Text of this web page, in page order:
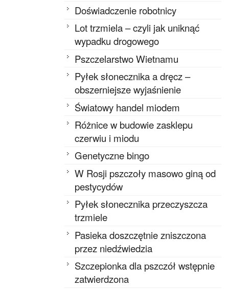
Doświadczenie robotnicy
Lot trzmiela – czyli jak uniknąć
wypadku drogowego
Pszczelarstwo Wietnamu
Pyłek słonecznika a dręcz –
obszerniejsze wyjaśnienie
Światowy handel miodem
Różnice w budowie zasklepu
czerwiu i miodu
Genetyczne bingo
W Rosji pszczoły masowo giną od
pestycydów
Pyłek słonecznika przeczyszcza
trzmiele
Pasieka doszczętnie zniszczona
przez niedźwiedzia
Szczepionka dla pszczół wstępnie
zatwierdzona